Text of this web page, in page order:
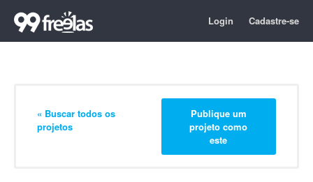
Login Cadastre-se
« Buscar todos os
projetos
Publique um
projeto como
este